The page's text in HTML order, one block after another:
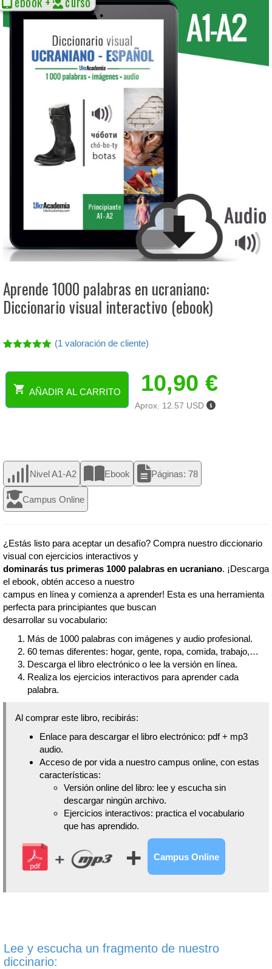
Aprende 1000 palabras en ucraniano:
Diccionario visual interactivo (ebook)
de 5 en
base a
valoración
de un
(1 valoración de cliente)
Aprende
1000
Diccionario
visual
interactivo
(ebook)
cantidad
AÑADIR AL CARRITO 10,90 €
Aprox. 12.57 USD
Nivel A1-A2 Ebook Páginas: 78
Campus Online
¿Estás listo para aceptar un desafío? Compra nuestro diccionario
visual con ejercicios interactivos y
dominarás tus primeras 1000 palabras en ucraniano. ¡Descarga
el ebook, obtén acceso a nuestro
campus en línea y comienza a aprender! Esta es una herramienta
perfecta para principiantes que buscan
desarrollar su vocabulario:
Más de 1000 palabras con imágenes y audio profesional.
60 temas diferentes: hogar, gente, ropa, comida, trabajo,…
Descarga el libro electrónico o lee la versión en línea.
Realiza los ejercicios interactivos para aprender cada
palabra.
Al comprar este libro, recibirás:
Enlace para descargar el libro electrónico: pdf + mp3
audio.
Acceso de por vida a nuestro campus online, con estas
características:
Versión online del libro: lee y escucha sin
descargar ningún archivo.
Ejercicios interactivos: practica el vocabulario
que has aprendido.
+ Campus Online
Lee y escucha un fragmento de nuestro
diccinario: